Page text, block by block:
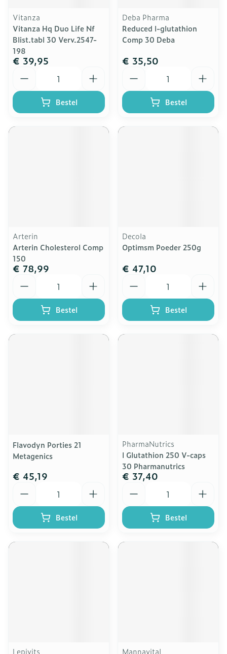
Vitanza
Vitanza Hq Duo Life Nf
Blist.tabl 30 Verv.2547-
198
€ 39,95
Bestel
Deba Pharma
Reduced l-glutathion
Comp 30 Deba
€ 35,50
Bestel
Arterin
Arterin Cholesterol Comp
150
€ 78,99
Bestel
Decola
Optimsm Poeder 250g
€ 47,10
Bestel
Flavodyn Porties 21
Metagenics
€ 45,19
Bestel
PharmaNutrics
l Glutathion 250 V-caps
30 Pharmanutrics
€ 37,40
Bestel
Lepivits Mannavital